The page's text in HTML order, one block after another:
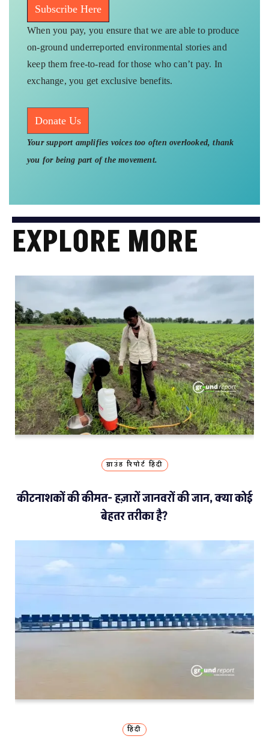
Subscribe Here
When you pay, you ensure that we are able to produce
on-ground underreported environmental stories and
keep them free-to-read for those who can’t pay. In
exchange, you get exclusive benefits.
Donate Us
Your support amplifies voices too often overlooked, thank
you for being part of the movement.
EXPLORE MORE
ग्राउंड रिपोर्ट हिंदी
कीटनाशकों की कीमत- हज़ारों जानवरों की जान, क्या कोई
बेहतर तरीका है?
हिंदी